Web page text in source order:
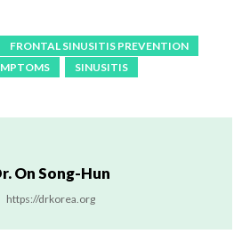
FRONTAL SINUSITIS PREVENTION
SINUSITIS
On Song-Hun
https://drkorea.org